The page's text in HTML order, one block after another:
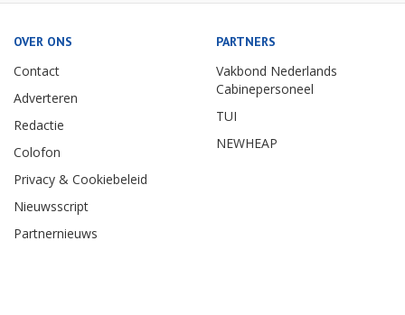
OVER ONS
Contact
Adverteren
Redactie
Colofon
Privacy & Cookiebeleid
Nieuwsscript
Partnernieuws
PARTNERS
Vakbond Nederlands
Cabinepersoneel
TUI
NEWHEAP